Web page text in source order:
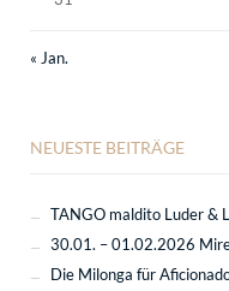
« Jan.
NEUESTE BEITRÄGE
TANGO maldito Luder &
30.01. – 01.02.2026
Die Milonga für